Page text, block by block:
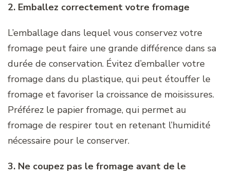
2. Emballez correctement votre fromage
L’emballage dans lequel vous conservez votre
fromage peut faire une grande différence dans sa
durée de conservation. Évitez d’emballer votre
fromage dans du plastique, qui peut étouffer le
fromage et favoriser la croissance de moisissures.
Préférez le papier fromage, qui permet au
fromage de respirer tout en retenant l’humidité
nécessaire pour le conserver.
3. Ne coupez pas le fromage avant de le